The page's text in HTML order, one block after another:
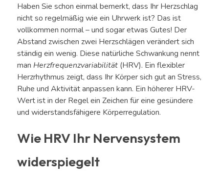
Haben Sie schon einmal bemerkt, dass Ihr Herzschlag
nicht so regelmäßig wie ein Uhrwerk ist? Das ist
vollkommen normal – und sogar etwas Gutes! Der
Abstand zwischen zwei Herzschlägen verändert sich
ständig ein wenig. Diese natürliche Schwankung nennt
man Herzfrequenzvariabilität (HRV). Ein flexibler
Herzrhythmus zeigt, dass Ihr Körper sich gut an Stress,
Ruhe und Aktivität anpassen kann. Ein höherer HRV-
Wert ist in der Regel ein Zeichen für eine gesündere
und widerstandsfähigere Körperregulation.
Wie HRV Ihr Nervensystem
widerspiegelt